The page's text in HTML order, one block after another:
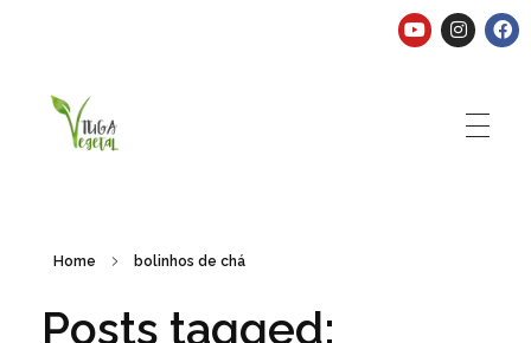
Home bolinhos de chá
Posts tagged: